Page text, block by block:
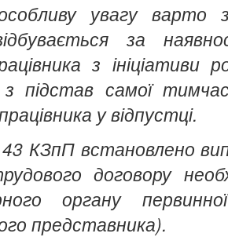
увагу
за
з
підстав самої
у відпустці.
КЗпП встановлено
договору
органу первинної
представника).